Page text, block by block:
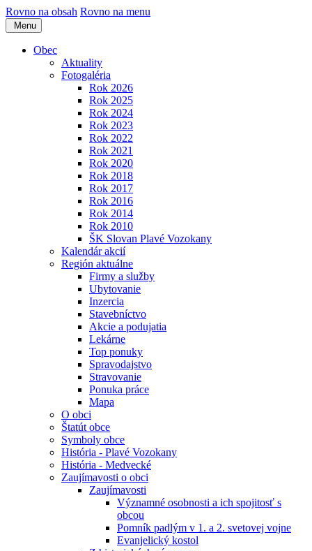
Rovno na obsah Rovno na menu
Menu
Obec
Aktuality
Fotogaléria
Rok 2026
Rok 2025
Rok 2024
Rok 2023
Rok 2022
Rok 2021
Rok 2020
Rok 2018
Rok 2017
Rok 2016
Rok 2014
Rok 2010
ŠK Slovan Plavé Vozokany
Kalendár akcií
Región aktuálne
Firmy a služby
Ubytovanie
Inzercia
Stavebníctvo
Akcie a podujatia
Lekárne
Top ponuky
Spravodajstvo
Stravovanie
Ponuka práce
Mapa
O obci
Štatút obce
Symboly obce
História - Plavé Vozokany
História - Medvecké
Zaujímavosti o obci
Zaujímavosti
Významné osobnosti a ich spojitosť s
obcou
Pomník padlým v 1. a 2. svetovej vojne
Evanjelický kostol